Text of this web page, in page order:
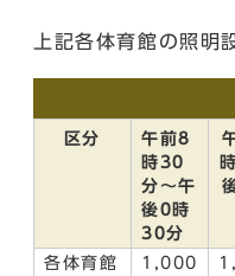
上記各体育館の照明
区分
午前8
時30
分～午
後0時
30分
各体育館
1,000